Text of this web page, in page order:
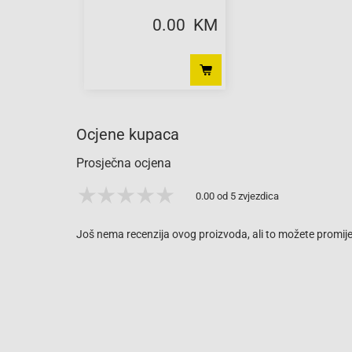
0.00 KM
Ocjene kupaca
Prosječna ocjena
0.00 od 5 zvjezdica
Još nema recenzija ovog proizvoda, ali to možete